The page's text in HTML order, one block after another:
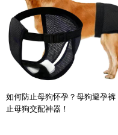
如何防止母狗怀孕？母狗避孕裤
止母狗交配神器！